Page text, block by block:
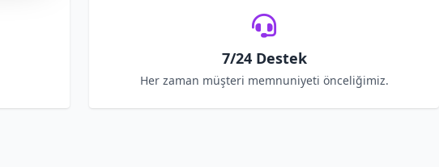
7/24 Destek
Her zaman müşteri memnuniyeti önceliğimiz.